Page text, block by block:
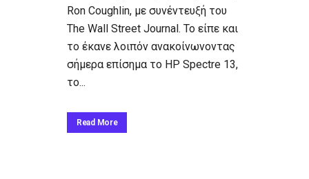
Ron Coughlin, με συνέντευξή του
The Wall Street Journal. Το είπε και
το έκανε λοιπόν ανακοίνωνοντας
σήμερα επίσημα το HP Spectre 13,
το...
Read More